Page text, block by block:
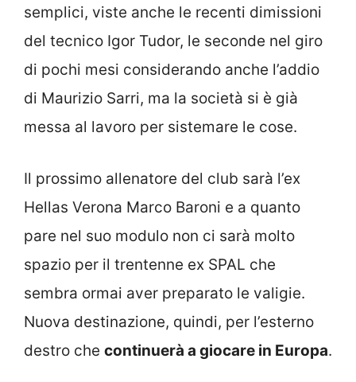
semplici, viste anche le recenti dimissioni
del tecnico Igor Tudor, le seconde nel giro
di pochi mesi considerando anche l’addio
di Maurizio Sarri, ma la società si è già
messa al lavoro per sistemare le cose.
Il prossimo allenatore del club sarà l’ex
Hellas Verona Marco Baroni e a quanto
pare nel suo modulo non ci sarà molto
spazio per il trentenne ex SPAL che
sembra ormai aver preparato le valigie.
Nuova destinazione, quindi, per l’esterno
destro che continuerà a giocare in Europa.